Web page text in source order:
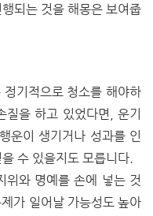
되는 것을 해몽은 보여줍
기적으로 청소를 해야하
을 하고 있었다면, 운기
운이 생기거나 성과를 인
수 있을지도 모릅니다.
위와 명예를 손에 넣는 것
가 일어날 가능성도 높아